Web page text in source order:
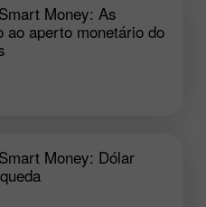
Money: As
aperto monetário do
Money: Dólar